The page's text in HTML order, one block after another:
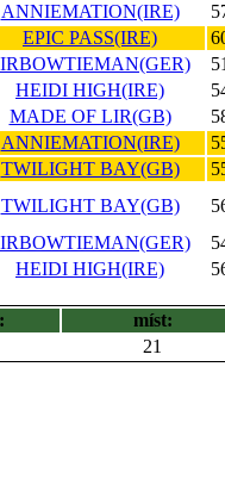
ANNIEMATION(IRE)
EPIC PASS(IRE)
HEIDI HIGH(IRE)
MADE OF LIR(GB)
ANNIEMATION(IRE)
TWILIGHT BAY(GB)
TWILIGHT BAY(GB)
HEIDI HIGH(IRE)
míst:
21